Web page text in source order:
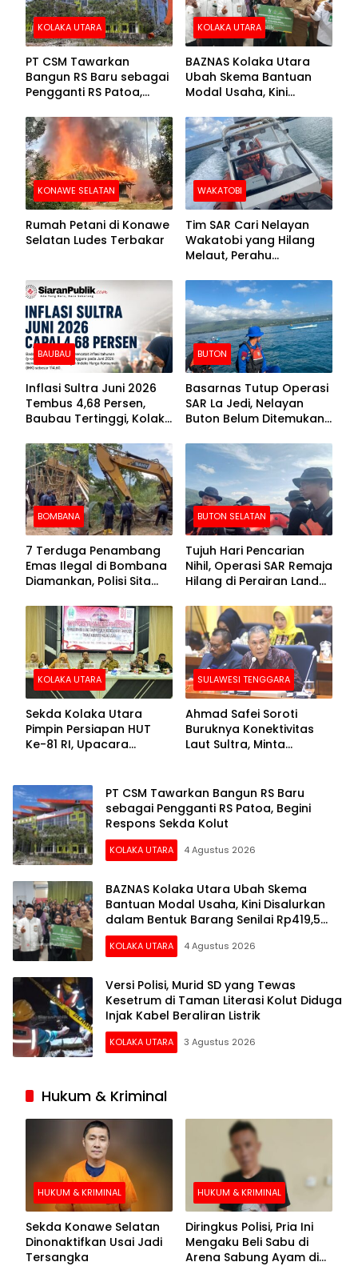
KOLAKA UTARA
PT CSM Tawarkan
Bangun RS Baru sebagai
Pengganti RS Patoa,
Kolut
KOLAKA UTARA
BAZNAS Kolaka Utara
Ubah Skema Bantuan
Modal Usaha, Kini
Barang Senilai Rp419,5
Juta
KONAWE SELATAN
Rumah Petani di Konawe
Selatan Ludes Terbakar
WAKATOBI
Tim SAR Cari Nelayan
Wakatobi yang Hilang
Melaut, Perahu
Kemasukan Air
BAUBAU
Inflasi Sultra Juni 2026
Tembus 4,68 Persen,
Baubau Tertinggi, Kolaka
BUTON
Basarnas Tutup Operasi
SAR La Jedi, Nelayan
Buton Belum Ditemukan
BOMBANA
7 Terduga Penambang
Emas Ilegal di Bombana
Diamankan, Polisi Sita
Crusher
BUTON SELATAN
Tujuh Hari Pencarian
Nihil, Operasi SAR Remaja
Hilang di Perairan Lande
KOLAKA UTARA
Sekda Kolaka Utara
Pimpin Persiapan HUT
Ke-81 RI, Upacara
SULAWESI TENGGARA
Ahmad Safei Soroti
Buruknya Konektivitas
Laut Sultra, Minta
PT CSM Tawarkan Bangun RS Baru
sebagai Pengganti RS Patoa, Begini
Respons Sekda Kolut
KOLAKA UTARA 4 Agustus 2026
BAZNAS Kolaka Utara Ubah Skema
Bantuan Modal Usaha, Kini Disalurkan
dalam Bentuk Barang Senilai Rp419,5
Juta
KOLAKA UTARA 4 Agustus 2026
Versi Polisi, Murid SD yang Tewas
Kesetrum di Taman Literasi Kolut Diduga
Injak Kabel Beraliran Listrik
KOLAKA UTARA 3 Agustus 2026
Hukum & Kriminal
HUKUM & KRIMINAL
Sekda Konawe Selatan
Dinonaktifkan Usai Jadi
Tersangka
HUKUM & KRIMINAL
Diringkus Polisi, Pria Ini
Mengaku Beli Sabu di
Arena Sabung Ayam di